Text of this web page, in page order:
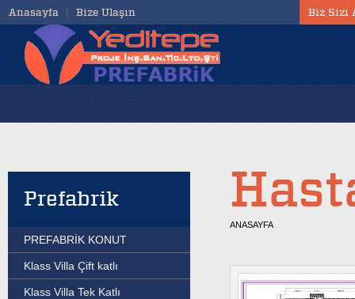
Biz Sizi
Anasayfa Bize Ulaşın
Prefabrik
PREFABRİK KONUT
Klass Villa Çift katlı
Klass Villa Tek Katlı
ANASAYFA